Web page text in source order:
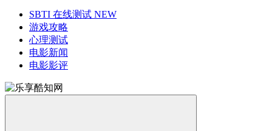
SBTI 在线测试 NEW
游戏攻略
心理测试
电影新闻
电影影评